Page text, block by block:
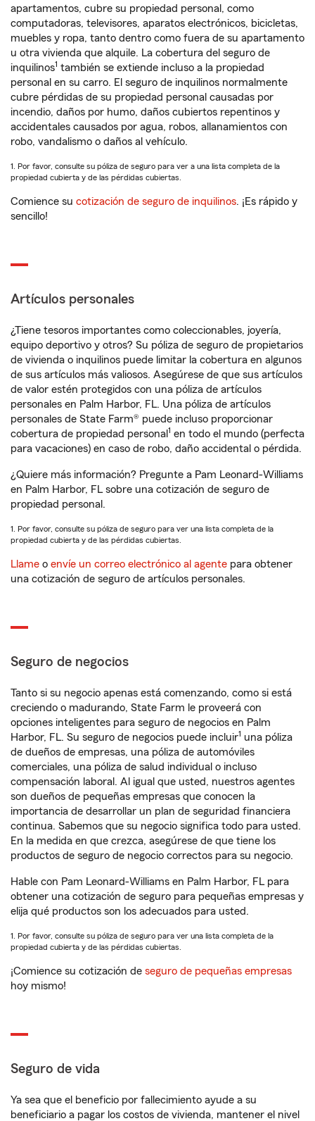
apartamentos, cubre su propiedad personal, como
computadoras, televisores, aparatos electrónicos, bicicletas,
muebles y ropa, tanto dentro como fuera de su apartamento
u otra vivienda que alquile. La cobertura del seguro de
inquilinos1 también se extiende incluso a la propiedad
personal en su carro. El seguro de inquilinos normalmente
cubre pérdidas de su propiedad personal causadas por
incendio, daños por humo, daños cubiertos repentinos y
accidentales causados por agua, robos, allanamientos con
robo, vandalismo o daños al vehículo.
1. Por favor, consulte su póliza de seguro para ver a una lista completa de la
propiedad cubierta y de las pérdidas cubiertas.
Comience su cotización de seguro de inquilinos. ¡Es rápido y
sencillo!
Artículos personales
¿Tiene tesoros importantes como coleccionables, joyería,
equipo deportivo y otros? Su póliza de seguro de propietarios
de vivienda o inquilinos puede limitar la cobertura en algunos
de sus artículos más valiosos. Asegúrese de que sus artículos
de valor estén protegidos con una póliza de artículos
personales en Palm Harbor, FL. Una póliza de artículos
personales de State Farm® puede incluso proporcionar
cobertura de propiedad personal 1 en todo el mundo (perfecta
para vacaciones) en caso de robo, daño accidental o pérdida.
¿Quiere más información? Pregunte a Pam Leonard-Williams
en Palm Harbor, FL sobre una cotización de seguro de
propiedad personal.
1. Por favor, consulte su póliza de seguro para ver una lista completa de la
propiedad cubierta y de las pérdidas cubiertas.
Llame o envíe un correo electrónico al agente para obtener
una cotización de seguro de artículos personales.
Seguro de negocios
Tanto si su negocio apenas está comenzando, como si está
creciendo o madurando, State Farm le proveerá con
opciones inteligentes para seguro de negocios en Palm
Harbor, FL. Su seguro de negocios puede incluir1 una póliza
de dueños de empresas, una póliza de automóviles
comerciales, una póliza de salud individual o incluso
compensación laboral. Al igual que usted, nuestros agentes
son dueños de pequeñas empresas que conocen la
importancia de desarrollar un plan de seguridad financiera
continua. Sabemos que su negocio significa todo para usted.
En la medida en que crezca, asegúrese de que tiene los
productos de seguro de negocio correctos para su negocio.
Hable con Pam Leonard-Williams en Palm Harbor, FL para
obtener una cotización de seguro para pequeñas empresas y
elija qué productos son los adecuados para usted.
1. Por favor, consulte su póliza de seguro para ver una lista completa de la
propiedad cubierta y de las pérdidas cubiertas.
¡Comience su cotización de seguro de pequeñas empresas
hoy mismo!
Seguro de vida
Ya sea que el beneficio por fallecimiento ayude a su
beneficiario a pagar los costos de vivienda, mantener el nivel